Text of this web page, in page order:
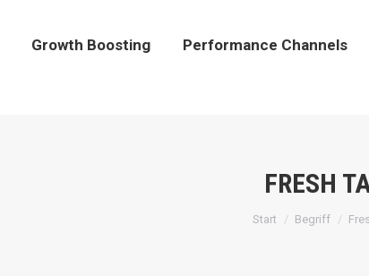
Growth Boosting Performance Channels
FRESH
Sie befinden sich
Start Begriff